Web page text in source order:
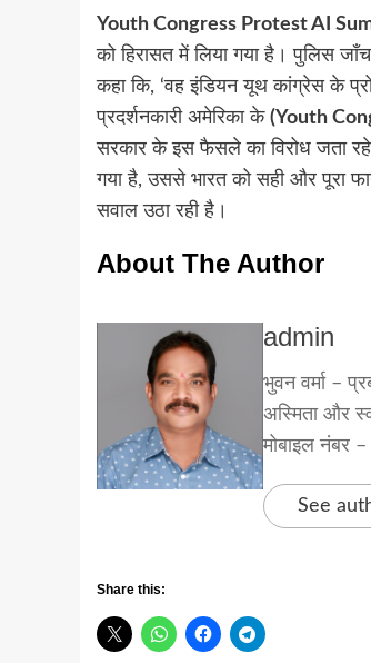
Youth Congress Protest AI
को हिरासत में लिया गया है। पुलिस
कहा कि, ‘वह इंडियन यूथ कांग्रेस के
प्रदर्शनकारी अमेरिका के (Youth
सरकार के इस फैसले का विरोध जता रहे
गया है, उससे भारत को सही और पूरा
सवाल उठा रही है।
About The Author
admin
भुवन वर्मा –
अस्मिता और
मोबाइल नंबर
See
Share this: